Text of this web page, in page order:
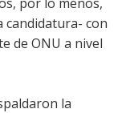
candidatura- con
de ONU a nivel
la